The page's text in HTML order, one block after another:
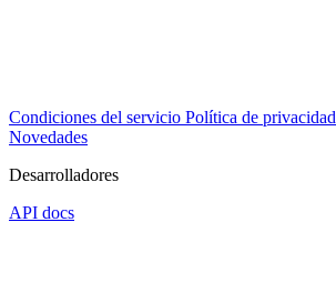
Condiciones del servicio Política de privacidad
Novedades
Desarrolladores
API docs